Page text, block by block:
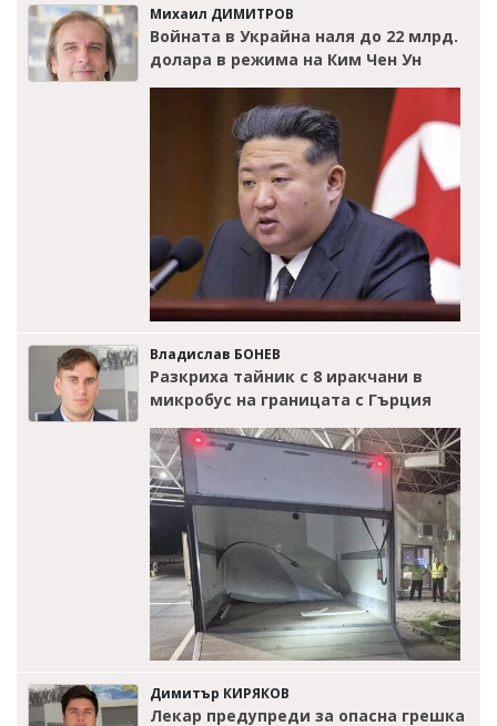
Михаил ДИМИТРОВ
Войната в Украйна наля до 22 млрд.
долара в режима на Ким Чен Ун
Владислав БОНЕВ
Разкриха тайник с 8 иракчани в
микробус на границата с Гърция
Димитър КИРЯКОВ
Лекар предупреди за опасна грешка